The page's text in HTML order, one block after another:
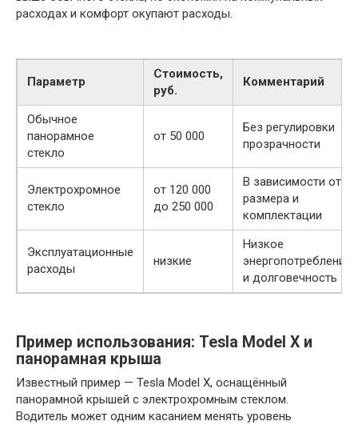
расходах и комфорт окупают расходы.
Параметр
Стоимость,
руб.
Комментарий
Обычное
панорамное
стекло
от 50 000
Без регулировки
прозрачности
Электрохромное
стекло
от 120 000
до 250 000
В зависимости от
размера и
комплектации
Эксплуатационные
расходы
низкие
Низкое
энергопотребление
и долговечность
Пример использования: Tesla Model X и
панорамная крыша
Известный пример — Tesla Model X, оснащённый
панорамной крышей с электрохромным стеклом.
Водитель может одним касанием менять уровень